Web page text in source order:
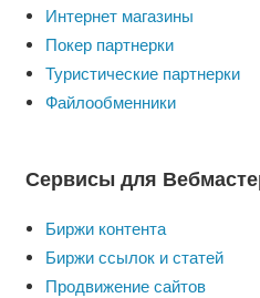
Интернет магазины
Покер партнерки
Туристические партнерки
Файлообменники
Сервисы для
Биржи контента
Биржи ссылок и статей
Продвижение сайтов